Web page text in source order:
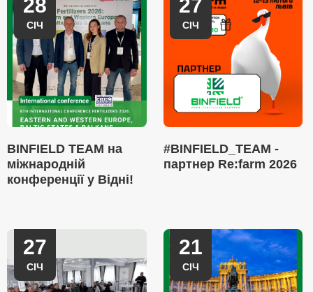
28
СІЧ
BINFIELD TEAM на
міжнародній
конференції у Відні!
27
СІЧ
#BINFIELD_TEAM -
партнер Re:farm 2026
27
СІЧ
21
СІЧ